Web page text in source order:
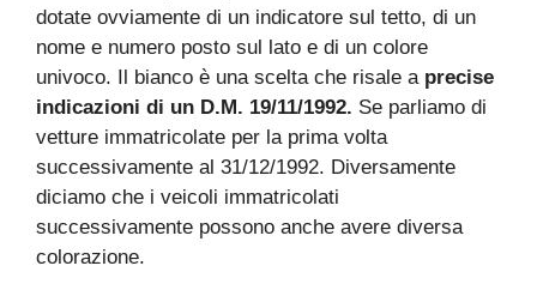
dotate ovviamente di un indicatore sul tetto, di un
nome e numero posto sul lato e di un colore
univoco. Il bianco è una scelta che risale a precise
indicazioni di un D.M. 19/11/1992. Se parliamo di
vetture immatricolate per la prima volta
successivamente al 31/12/1992. Diversamente
diciamo che i veicoli immatricolati
successivamente possono anche avere diversa
colorazione.